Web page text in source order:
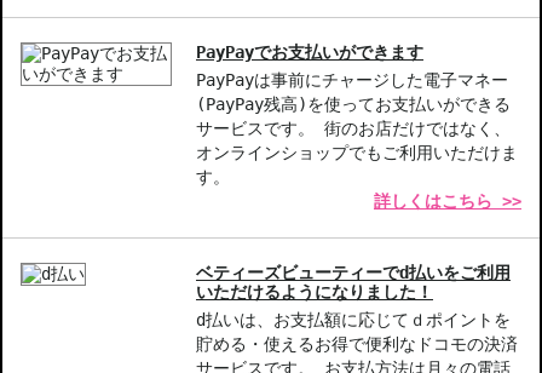
PayPayでお支払いができます
PayPayは事前にチャージした電子マネー
(PayPay残高)を使ってお支払いができる
サービスです。 街のお店だけではなく、
オンラインショップでもご利用いただけま
す。
詳しくはこちら >>
ベティーズビューティーでd払いをご利用
いただけるようになりました！
d払いは、お支払額に応じてｄポイントを
貯める・使えるお得で便利なドコモの決済
サービスです。 お支払方法は月々の電話